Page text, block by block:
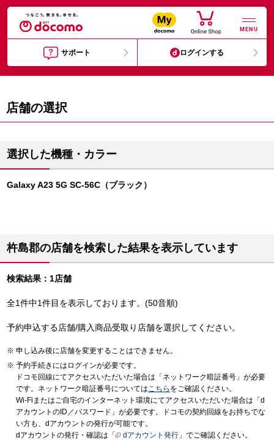
MENU
サポート ログインする
店舗の選択
選択した機種・カラー
Galaxy A23 5G SC-56C（ブラック）
杵島郡の店舗を検索した結果を表示しています
検索結果：1店舗
全1件中1件目を表示しております。(50音順)
予約申込する店舗/購入商品受取り店舗を選択してください。
申し込み後に店舗を変更することはできません。
予約手続きにはログインが必要です。
ドコモ回線にてアクセスいただいた場合は「ネットワーク暗証番号」が必要
です。ネットワーク暗証番号についてはこちら をご確認ください。
Wi-Fiまたはご自宅のインターネット環境にてアクセスいただいた場合は「d
アカウントのID／パスワード」が必要です。ドコモの契約回線をお持ちでな
い方も、dアカウントの発行が可能です。
dアカウントの発行・確認は「
dアカウント発行 」でご確認ください。